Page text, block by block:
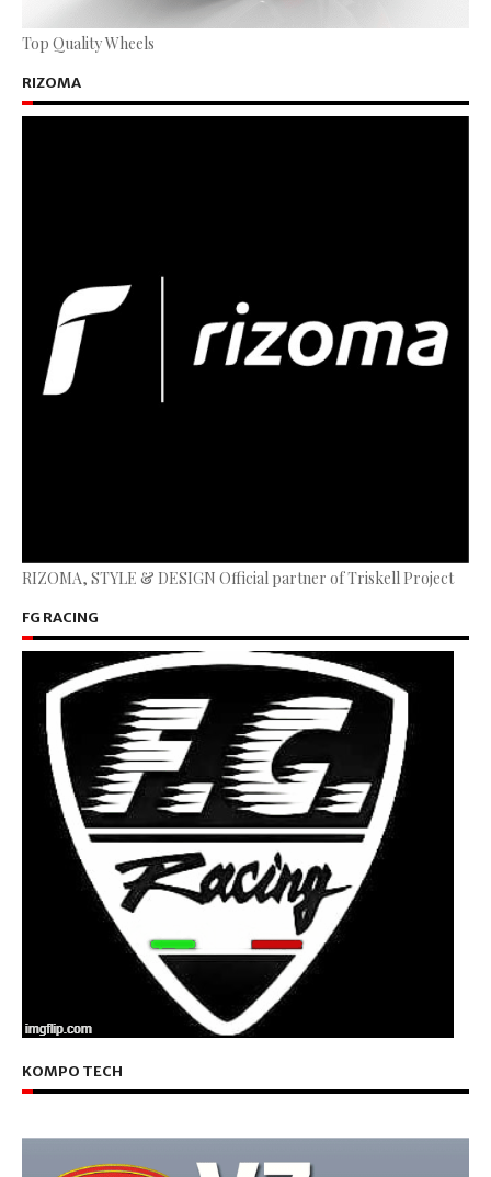
Top Quality Wheels
RIZOMA
RIZOMA, STYLE & DESIGN Official partner of Triskell Project
FG RACING
KOMPO TECH